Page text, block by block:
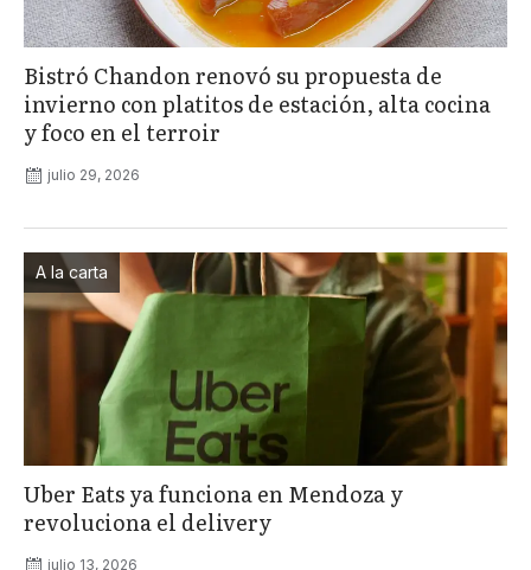
Bistró Chandon renovó su propuesta de
invierno con platitos de estación, alta cocina
y foco en el terroir
julio 29, 2026
A la carta
Uber Eats ya funciona en Mendoza y
revoluciona el delivery
julio 13, 2026